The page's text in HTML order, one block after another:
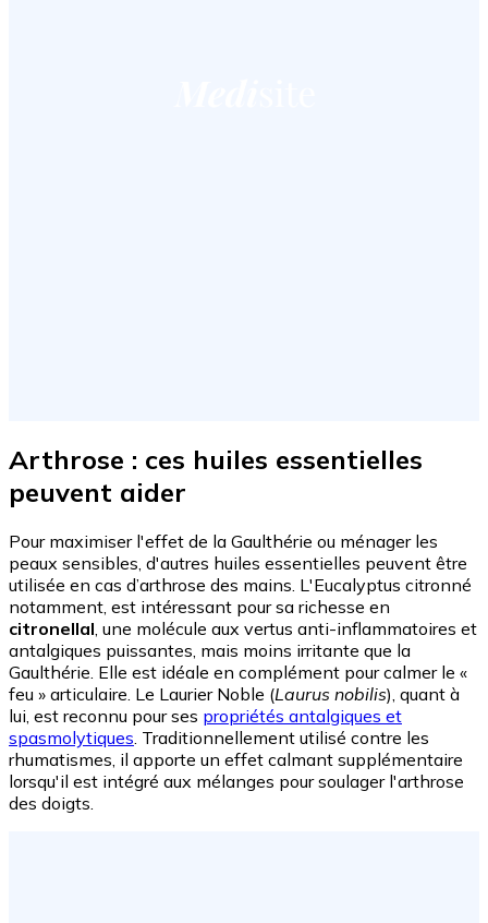
Arthrose : ces huiles essentielles
peuvent aider
Pour maximiser l'effet de la Gaulthérie ou ménager les
peaux sensibles, d'autres huiles essentielles peuvent être
utilisée en cas d’arthrose des mains. L'Eucalyptus citronné
notamment, est intéressant pour sa richesse en
citronellal , une molécule aux vertus anti-inflammatoires et
antalgiques puissantes, mais moins irritante que la
Gaulthérie. Elle est idéale en complément pour calmer le «
feu » articulaire. Le Laurier Noble (Laurus nobilis), quant à
lui, est reconnu pour ses propriétés antalgiques et
spasmolytiques . Traditionnellement utilisé contre les
rhumatismes, il apporte un effet calmant supplémentaire
lorsqu'il est intégré aux mélanges pour soulager l'arthrose
des doigts.